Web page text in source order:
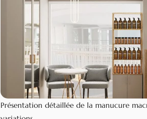
Présentation détaillée de la manucure